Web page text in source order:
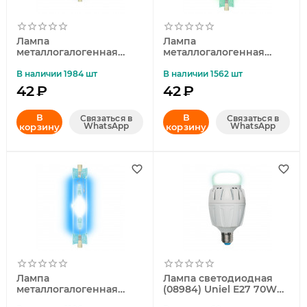
Лампа
металлогалогенная
R7s 70W прозрачная
MH-DE-70/BLUE/R7s
В наличии 1984 шт
42₽
В
корзину
Связаться в
WhatsApp
Лампа
металлогалогенная
R7s 150W прозрачная
MH-DE-150/GREEN/R7s
В наличии 1562 шт
42₽
В
корзину
Связаться в
WhatsApp
Лампа
металлогалогенная
Лампа светодиодная
(08984) Uniel E27 70W